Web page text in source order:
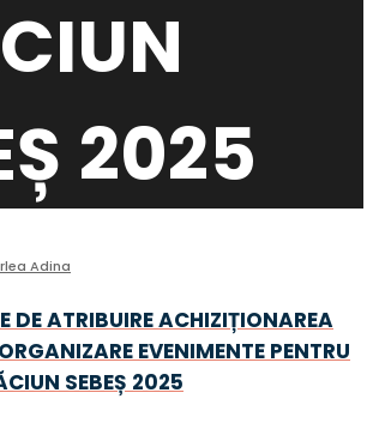
2025
Adina
DE ATRIBUIRE ACHIZIȚIONAREA
EVENIMENTE PENTRU
SEBEȘ 2025